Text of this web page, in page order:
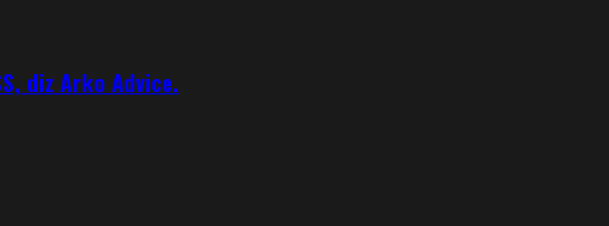
diz Arko Advice.